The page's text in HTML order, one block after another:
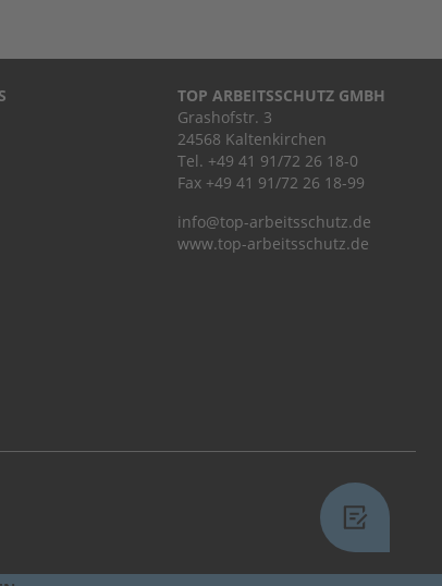
TOP ARBEITSSCHUTZ GMBH
Grashofstr. 3
24568 Kaltenkirchen
Tel. +49 41 91/72 26 18-0
Fax +49 41 91/72 26 18-99
info@top-arbeitsschutz.de
www.top-arbeitsschutz.de